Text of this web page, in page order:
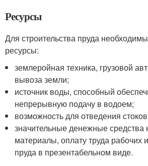
Ресурсы
Для строительства пруда
ресурсы:
землеройная техника, грузовой
вывоза земли;
источник воды, способный
непрерывную подачу в водоем;
возможность для отведения
значительные денежные средства
материалы, оплату труда рабочих
пруда в презентабельном виде.